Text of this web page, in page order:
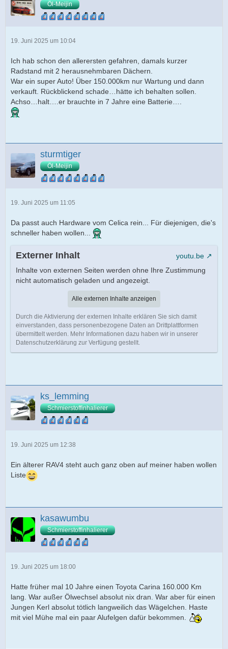
Öl-Meijin
19. Juni 2025 um 10:04
Ich hab schon den allerersten gefahren, damals kurzer
Radstand mit 2 herausnehmbaren Dächern.
War ein super Auto! Über 150.000km nur Wartung und dann
verkauft. Rückblickend schade…hätte ich behalten sollen.
Achso…halt….er brauchte in 7 Jahre eine Batterie….
sturmtiger
Öl-Meijin
19. Juni 2025 um 11:05
Da passt auch Hardware vom Celica rein... Für diejenigen, die's
schneller haben wollen...
Externer Inhalt
youtu.be
Inhalte von externen Seiten werden ohne Ihre Zustimmung
nicht automatisch geladen und angezeigt.
Alle externen Inhalte anzeigen
Durch die Aktivierung der externen Inhalte erklären Sie sich damit
einverstanden, dass personenbezogene Daten an Drittplattformen
übermittelt werden. Mehr Informationen dazu haben wir in unserer
Datenschutzerklärung zur Verfügung gestellt.
ks_lemming
Schmierstoffinhalierer
19. Juni 2025 um 12:38
Ein älterer RAV4 steht auch ganz oben auf meiner haben wollen
Liste
kasawumbu
Schmierstoffinhalierer
19. Juni 2025 um 18:00
Hatte früher mal 10 Jahre einen Toyota Carina 160.000 Km
lang. War außer Ölwechsel absolut nix dran. War aber für einen
Jungen Kerl absolut tötlich langweilich das Wägelchen. Haste
mit viel Mühe mal ein paar Alufelgen dafür bekommen.